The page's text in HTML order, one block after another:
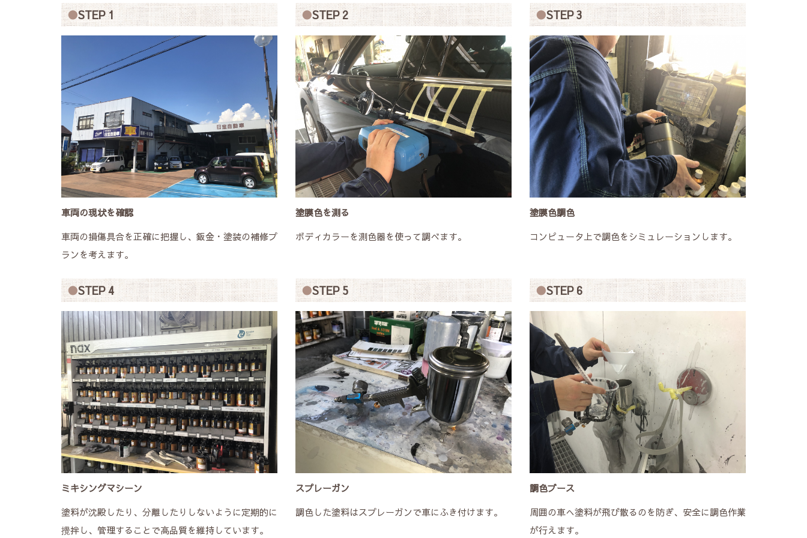
STEP 1
車両の現状を確認
車両の損傷具合を正確に把握し、鈑金・塗装の補修プ
ランを考えます。
STEP 2
塗膜色を測る
ボディカラーを測色器を使って調べます。
STEP 3
塗膜色調色
コンピュータ上で調色をシミュレーションします。
STEP 4
ミキシングマシーン
塗料が沈殿したり、分離したりしないように定期的に
攪拌し、管理することで高品質を維持しています。
STEP 5
スプレーガン
調色した塗料はスプレーガンで車にふき付けます。
STEP 6
調色ブース
周囲の車へ塗料が飛び散るのを防ぎ、安全に調色作業
が行えます。